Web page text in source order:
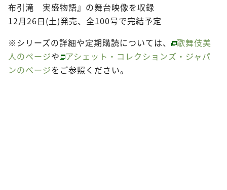
布引滝 実盛物語』の舞台映像を収録
12月26日(土)発売、全100号で完結予定
※シリーズの詳細や定期購読については、
歌舞伎美
人のページや
アシェット・コレクションズ・ジャパ
ンのページをご参照ください。